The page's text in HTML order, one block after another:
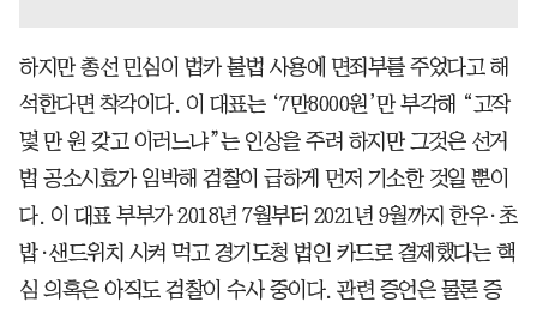
하지만 총선 민심이 법카 불법 사용에 면죄부를 주었다고 해
석한다면 착각이다. 이 대표는 ‘7만8000원’만 부각해 “고작
몇 만 원 갖고 이러느냐”는 인상을 주려 하지만 그것은 선거
법 공소시효가 임박해 검찰이 급하게 먼저 기소한 것일 뿐이
다. 이 대표 부부가 2018년 7월부터 2021년 9월까지 한우·초
밥·샌드위치 시켜 먹고 경기도청 법인 카드로 결제했다는 핵
심 의혹은 아직도 검찰이 수사 중이다. 관련 증언은 물론 증